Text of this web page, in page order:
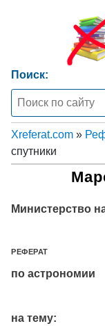
Поиск:
Xreferat.com »
спутники
Министерство
РЕФЕРАТ
по астрономии
на тему: